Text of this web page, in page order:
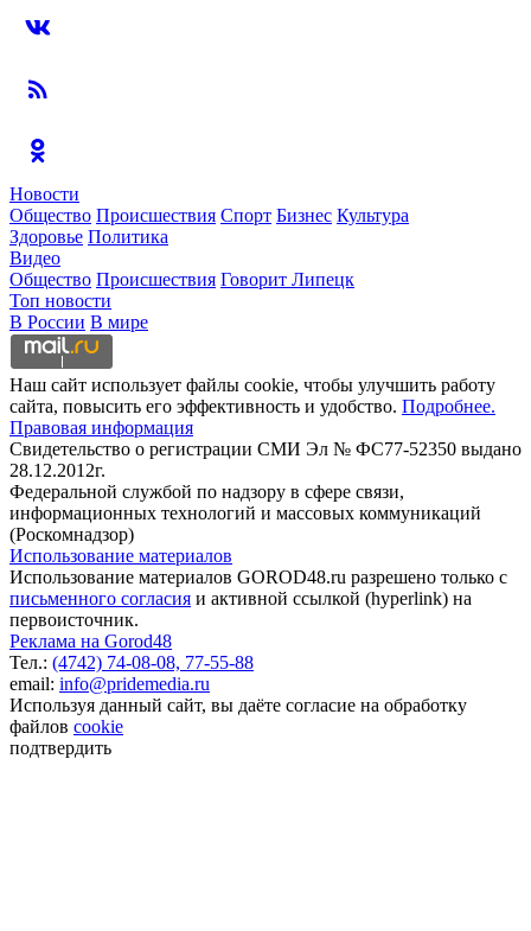
Новости
Общество Происшествия Спорт Бизнес Культура
Здоровье Политика
Видео
Общество Происшествия Говорит Липецк
Топ новости
В России В мире
Наш сайт использует файлы cookie, чтобы улучшить работу
сайта, повысить его эффективность и удобство. Подробнее.
Правовая информация
Свидетельство о регистрации СМИ Эл № ФС77-52350 выдано
28.12.2012г.
Федеральной службой по надзору в сфере связи,
информационных технологий и массовых коммуникаций
(Роскомнадзор)
Использование материалов
Использование материалов GOROD48.ru разрешено только с
письменного согласия и активной ссылкой (hyperlink) на
первоисточник.
Реклама на Gorod48
Тел.: (4742) 74-08-08, 77-55-88
email: info@pridemedia.ru
Используя данный сайт, вы даёте согласие на обработку
файлов cookie
подтвердить